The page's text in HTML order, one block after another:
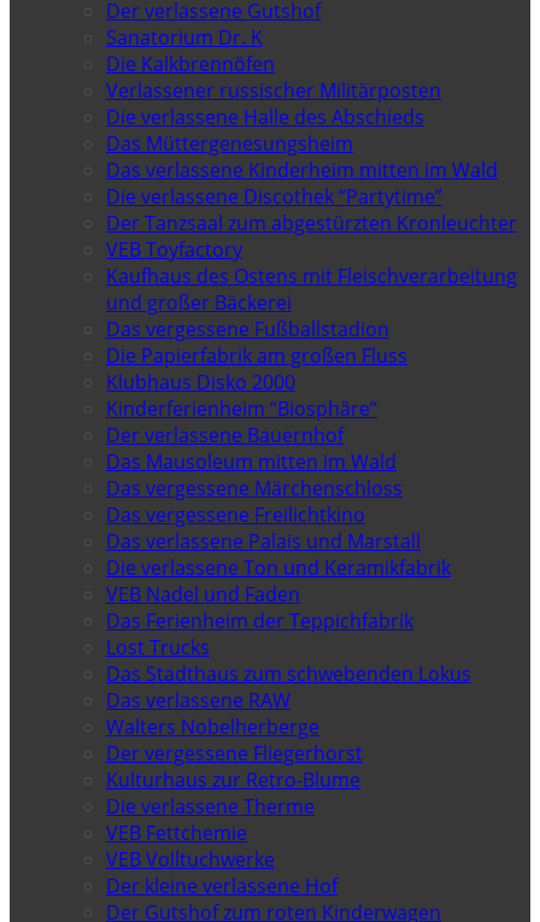
Der verlassene Gutshof
Sanatorium Dr. K
Die Kalkbrennöfen
Verlassener russischer Militärposten
Die verlassene Halle des Abschieds
Das Müttergenesungsheim
Das verlassene Kinderheim mitten im Wald
Die verlassene Discothek “Partytime”
Der Tanzsaal zum abgestürzten Kronleuchter
VEB Toyfactory
Kaufhaus des Ostens mit Fleischverarbeitung
und großer Bäckerei
Das vergessene Fußballstadion
Die Papierfabrik am großen Fluss
Klubhaus Disko 2000
Kinderferienheim “Biosphäre”
Der verlassene Bauernhof
Das Mausoleum mitten im Wald
Das vergessene Märchenschloss
Das vergessene Freilichtkino
Das verlassene Palais und Marstall
Die verlassene Ton und Keramikfabrik
VEB Nadel und Faden
Das Ferienheim der Teppichfabrik
Lost Trucks
Das Stadthaus zum schwebenden Lokus
Das verlassene RAW
Walters Nobelherberge
Der vergessene Fliegerhorst
Kulturhaus zur Retro-Blume
Die verlassene Therme
VEB Fettchemie
VEB Volltuchwerke
Der kleine verlassene Hof
Der Gutshof zum roten Kinderwagen